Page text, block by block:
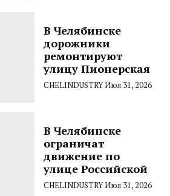
В Челябинске
дорожники
ремонтируют
улицу Пионерская
CHELINDUSTRYИюл 31, 2026
В Челябинске
ограничат
движение по
улице Российской
CHELINDUSTRYИюл 31, 2026